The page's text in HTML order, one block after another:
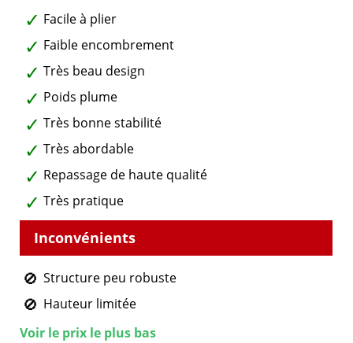
Facile à plier
Faible encombrement
Très beau design
Poids plume
Très bonne stabilité
Très abordable
Repassage de haute qualité
Très pratique
Structure peu robuste
Hauteur limitée
Voir le prix le plus bas